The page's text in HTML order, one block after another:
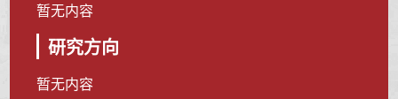
暂无内容
研究方向
暂无内容